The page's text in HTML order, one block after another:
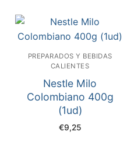
PREPARADOS Y BEBIDAS
CALIENTES
Nestle Milo
Colombiano 400g
(1ud)
€9,25